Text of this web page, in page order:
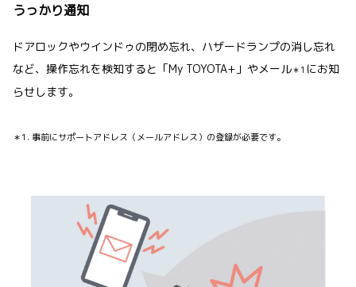
うっかり通知
ドアロックやウインドゥの閉め忘れ、ハザードランプの消し忘れ
など、操作忘れを検知すると「My TOYOTA+」やメール＊1 にお知
らせします。
＊1. 事前にサポートアドレス（メールアドレス）の登録が必要です。